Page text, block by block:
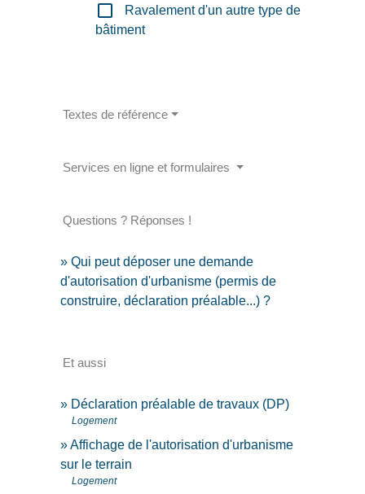
check_box_outline_blank
Ravalement d'un autre type de
bâtiment
Textes de référence
Services en ligne et formulaires
Questions ? Réponses !
Qui peut déposer une demande
d'autorisation d'urbanisme (permis de
construire, déclaration préalable...) ?
Et aussi
Déclaration préalable de travaux (DP)
Logement
Affichage de l'autorisation d'urbanisme
sur le terrain
Logement